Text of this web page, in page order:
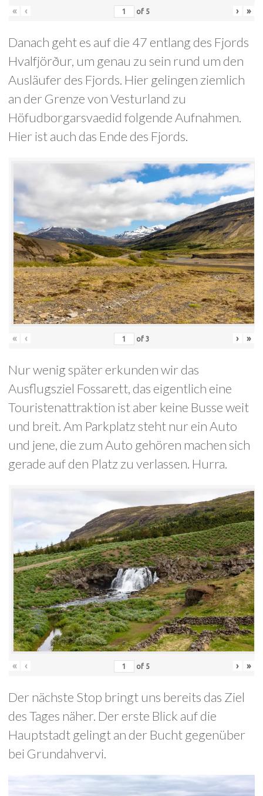
« ‹ of 5 › »
Danach geht es auf die 47 entlang des Fjords
Hvalfjörður, um genau zu sein rund um den
Ausläufer des Fjords. Hier gelingen ziemlich
an der Grenze von Vesturland zu
Höfudborgarsvaedid folgende Aufnahmen.
Hier ist auch das Ende des Fjords.
« ‹ of 3 › »
Nur wenig später erkunden wir das
Ausflugsziel Fossarett, das eigentlich eine
Touristenattraktion ist aber keine Busse weit
und breit. Am Parkplatz steht nur ein Auto
und jene, die zum Auto gehören machen sich
gerade auf den Platz zu verlassen. Hurra.
« ‹ of 5 › »
Der nächste Stop bringt uns bereits das Ziel
des Tages näher. Der erste Blick auf die
Hauptstadt gelingt an der Bucht gegenüber
bei Grundahvervi.